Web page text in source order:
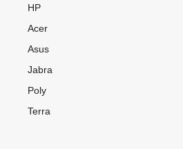
HP
Acer
Asus
Jabra
Poly
Terra